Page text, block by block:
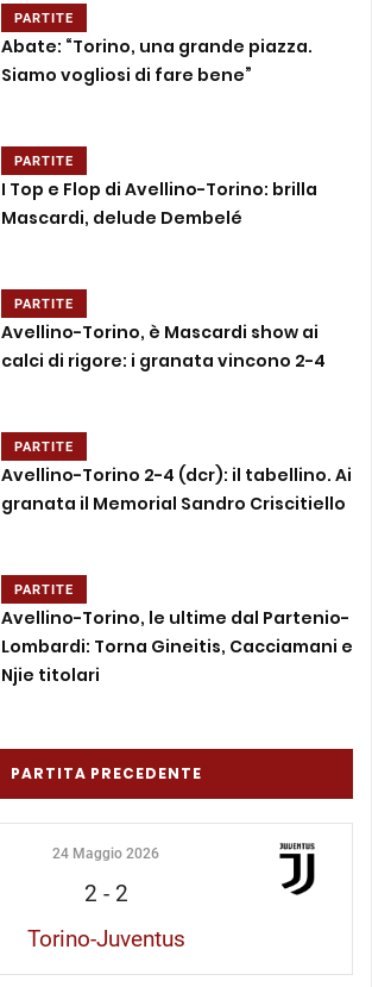
PARTITE
Abate: “Torino, una grande piazza.
Siamo vogliosi di fare bene”
PARTITE
I Top e Flop di Avellino-Torino: brilla
Mascardi, delude Dembelé
PARTITE
Avellino-Torino, è Mascardi show ai
calci di rigore: i granata vincono 2-4
PARTITE
Avellino-Torino 2-4 (dcr): il tabellino. Ai
granata il Memorial Sandro Criscitiello
PARTITE
Avellino-Torino, le ultime dal Partenio-
Lombardi: Torna Gineitis, Cacciamani e
Njie titolari
PARTITA PRECEDENTE
24 Maggio 2026
2 - 2
Torino-Juventus